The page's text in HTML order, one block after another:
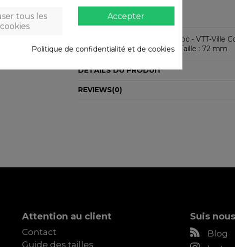
DESCRIPTION
Type : Patins V-Brake monobloc - VTT-Ville
BrakeComposition : Tricolore Taille : 72 mm
DÉTAILS DU PRODUIT
REVIEWS(0)
Attention au client
Contact
Guide des tailles
Suis nous
Blog
Accepter
tous les
cookies
Politique de confidentialité et de cookies